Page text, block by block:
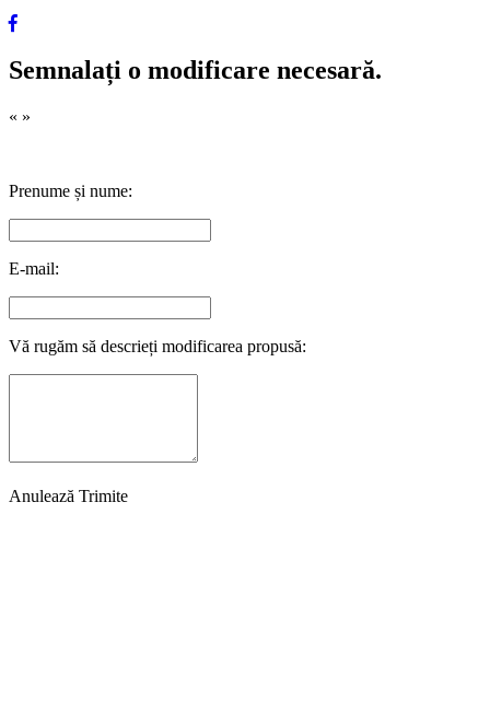
Semnalați o modificare necesară.
« »
Prenume și nume:
E-mail:
Vă rugăm să descrieți modificarea propusă:
Anulează Trimite